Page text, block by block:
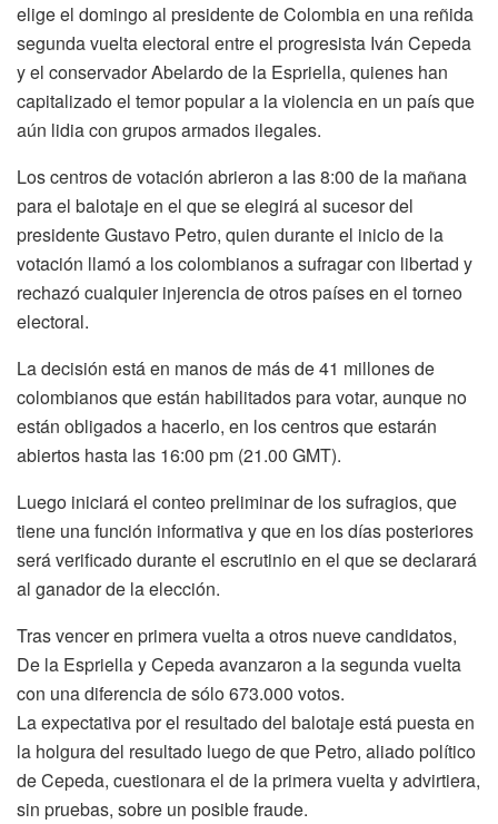
elige el domingo al presidente de Colombia en una reñida
segunda vuelta electoral entre el progresista Iván Cepeda
y el conservador Abelardo de la Espriella, quienes han
capitalizado el temor popular a la violencia en un país que
aún lidia con grupos armados ilegales.
Los centros de votación abrieron a las 8:00 de la mañana
para el balotaje en el que se elegirá al sucesor del
presidente Gustavo Petro, quien durante el inicio de la
votación llamó a los colombianos a sufragar con libertad y
rechazó cualquier injerencia de otros países en el torneo
electoral.
La decisión está en manos de más de 41 millones de
colombianos que están habilitados para votar, aunque no
están obligados a hacerlo, en los centros que estarán
abiertos hasta las 16:00 pm (21.00 GMT).
Luego iniciará el conteo preliminar de los sufragios, que
tiene una función informativa y que en los días posteriores
será verificado durante el escrutinio en el que se declarará
al ganador de la elección.
Tras vencer en primera vuelta a otros nueve candidatos,
De la Espriella y Cepeda avanzaron a la segunda vuelta
con una diferencia de sólo 673.000 votos.
La expectativa por el resultado del balotaje está puesta en
la holgura del resultado luego de que Petro, aliado político
de Cepeda, cuestionara el de la primera vuelta y advirtiera,
sin pruebas, sobre un posible fraude.